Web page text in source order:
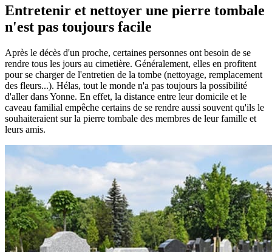
Entretenir et nettoyer une pierre tombale
n'est pas toujours facile
Après le décès d'un proche, certaines personnes ont besoin de se
rendre tous les jours au cimetière. Généralement, elles en profitent
pour se charger de l'entretien de la tombe (nettoyage, remplacement
des fleurs...). Hélas, tout le monde n'a pas toujours la possibilité
d'aller dans Yonne. En effet, la distance entre leur domicile et le
caveau familial empêche certains de se rendre aussi souvent qu'ils le
souhaiteraient sur la pierre tombale des membres de leur famille et
leurs amis.